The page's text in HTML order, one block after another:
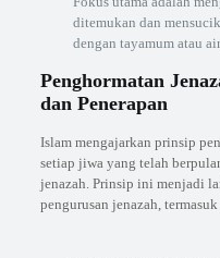
ditemukan dan
dengan tayamum atau
Penghormatan
dan Penerapan
Islam mengajarkan prinsip
setiap jiwa yang telah
jenazah. Prinsip ini menjadi
pengurusan jenazah,